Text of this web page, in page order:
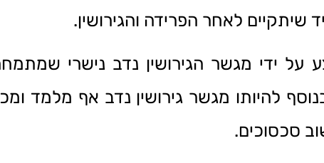
לאחר הפרידה והגירושין.
על ידי מגשר הגירושין נדב נישרי
בנוסף להיותו מגשר גירושין נדב אף מלמד
סכסוכים.